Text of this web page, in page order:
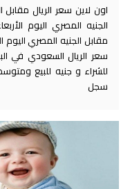
اون لاين سعر الريال مقابل
الجنيه المصري اليوم
مقابل الجنيه المصري
سعر الريال السعودي في
للشراء و جنيه للبيع
سجل